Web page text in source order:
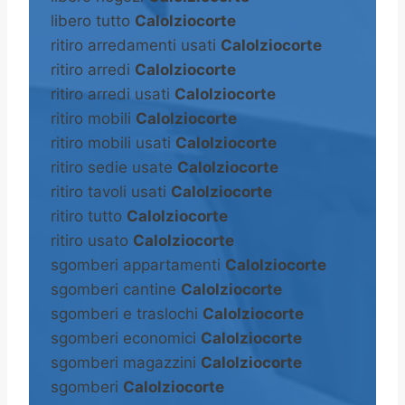
libero tutto Calolziocorte
ritiro arredamenti usati Calolziocorte
ritiro arredi Calolziocorte
ritiro arredi usati Calolziocorte
ritiro mobili Calolziocorte
ritiro mobili usati Calolziocorte
ritiro sedie usate Calolziocorte
ritiro tavoli usati Calolziocorte
ritiro tutto Calolziocorte
ritiro usato Calolziocorte
sgomberi appartamenti Calolziocorte
sgomberi cantine Calolziocorte
sgomberi e traslochi Calolziocorte
sgomberi economici Calolziocorte
sgomberi magazzini Calolziocorte
sgomberi Calolziocorte